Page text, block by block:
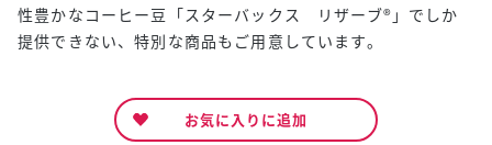
性豊かなコーヒー豆「スターバックス リザーブ®」でしか
提供できない、特別な商品もご用意しています。
お気に入りに追加